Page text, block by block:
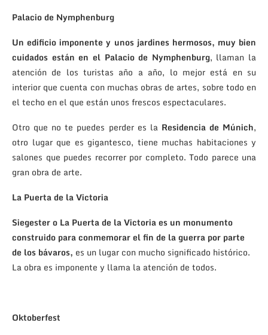
Palacio de Nymphenburg
Un edificio imponente y unos jardines hermosos, muy bien
cuidados están en el Palacio de Nymphenburg, llaman la
atención de los turistas año a año, lo mejor está en su
interior que cuenta con muchas obras de artes, sobre todo en
el techo en el que están unos frescos espectaculares.
Otro que no te puedes perder es la Residencia de Múnich,
otro lugar que es gigantesco, tiene muchas habitaciones y
salones que puedes recorrer por completo. Todo parece una
gran obra de arte.
La Puerta de la Victoria
Siegester o La Puerta de la Victoria es un monumento
construido para conmemorar el fin de la guerra por parte
de los bávaros, es un lugar con mucho significado histórico.
La obra es imponente y llama la atención de todos.
Oktoberfest